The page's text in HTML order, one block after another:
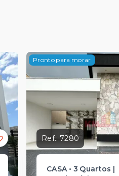
Pronto para morar
Ref.:7280
CASA • 3 Quartos |